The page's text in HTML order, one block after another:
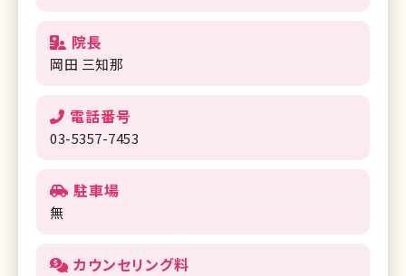
院長
岡田 三知那
電話番号
03-5357-7453
駐車場
無
カウンセリング料